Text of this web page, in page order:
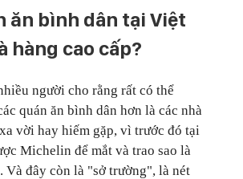
ăn bình dân tại Việt
hàng cao cấp?
người cho rằng rất có thể
quán ăn bình dân hơn là các nhà
vời hay hiếm gặp, vì trước đó tại
Michelin để mắt và trao sao là
Và đây còn là "sở trường", là nét